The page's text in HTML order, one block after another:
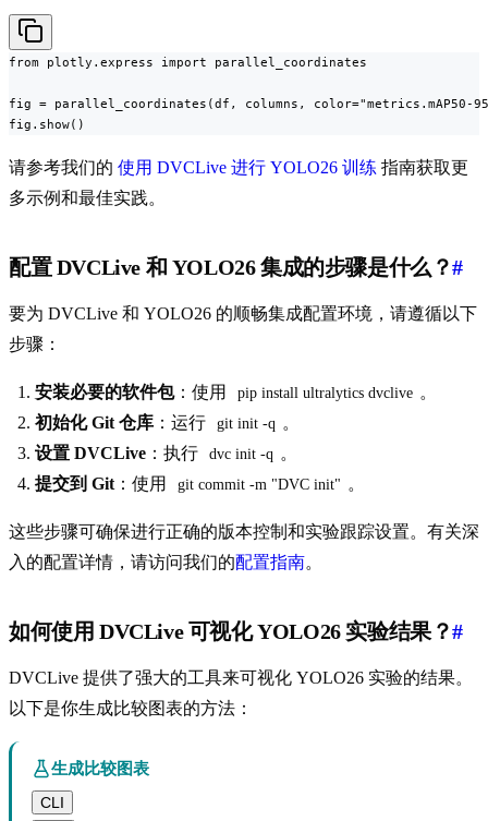
from plotly.express import parallel_coordinates
fig = parallel_coordinates(df, columns, color="metrics.mAP50-
fig.show()
请参考我们的 使用 DVCLive 进行 YOLO26 训练 指南获取更
多示例和最佳实践。
配置 DVCLive 和 YOLO26 集成的步骤是什么？#
要为 DVCLive 和 YOLO26 的顺畅集成配置环境，请遵循以下
步骤：
安装必要的软件包：使用 pip install ultralytics dvclive 。
初始化 Git 仓库 ：运行 git init -q 。
设置 DVCLive ：执行 dvc init -q 。
提交到 Git ：使用 git commit -m "DVC init" 。
这些步骤可确保进行正确的版本控制和实验跟踪设置。有关深
入的配置详情，请访问我们的配置指南。
如何使用 DVCLive 可视化 YOLO26 实验结果？#
DVCLive 提供了强大的工具来可视化 YOLO26 实验的结果。
以下是你生成比较图表的方法：
生成比较图表
CLI